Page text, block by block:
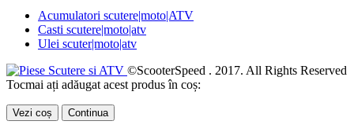
Acumulatori scutere|moto|ATV
Casti scutere|moto|atv
Ulei scuter|moto|atv
©ScooterSpeed . 2017. All Rights Reserved
Tocmai ați adăugat acest produs în coș:
Vezi coș Continua